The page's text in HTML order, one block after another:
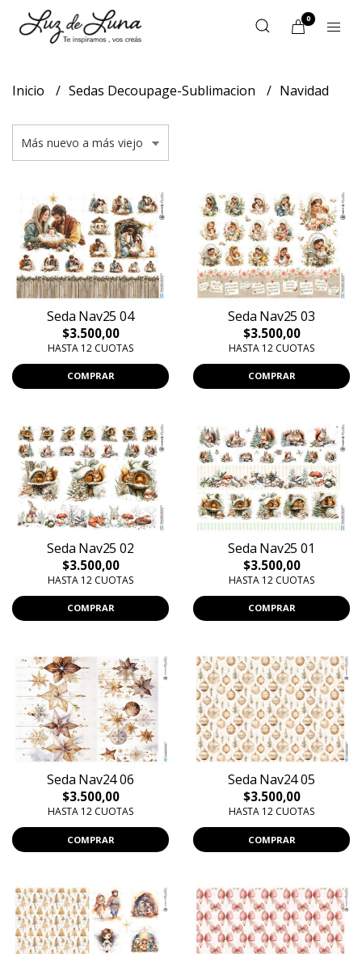
0
Inicio Sedas Decoupage-Sublimacion Navidad
Seda Nav25 04
$3.500,00
HASTA 12 CUOTAS
COMPRAR
Seda Nav25 03
$3.500,00
HASTA 12 CUOTAS
COMPRAR
Seda Nav25 02
$3.500,00
HASTA 12 CUOTAS
COMPRAR
Seda Nav25 01
$3.500,00
HASTA 12 CUOTAS
COMPRAR
Seda Nav24 06
$3.500,00
HASTA 12 CUOTAS
COMPRAR
Seda Nav24 05
$3.500,00
HASTA 12 CUOTAS
COMPRAR